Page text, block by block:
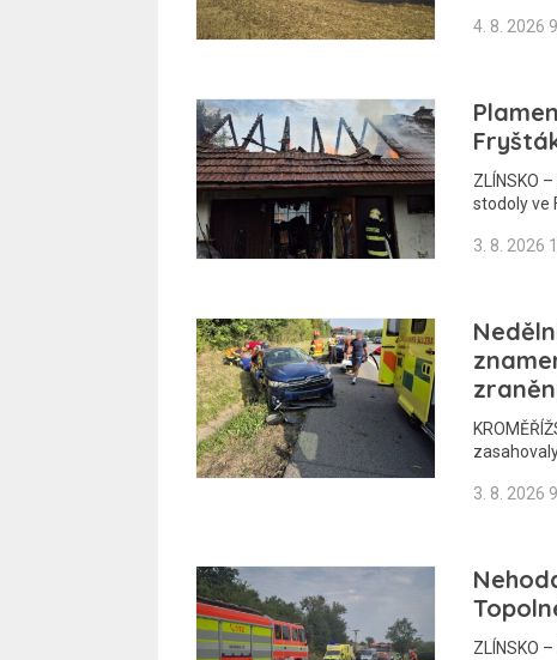
4. 8. 2026
ZLÍNSKO
stodoly ve
3. 8. 2026
3. 8. 2026
ZLÍNSKO